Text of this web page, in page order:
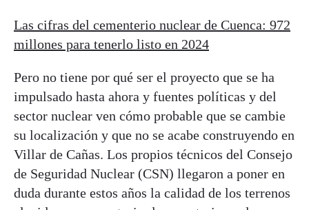
Las cifras del cementerio nuclear de Cuenca: 972
millones para tenerlo listo en 2024
Pero no tiene por qué ser el proyecto que se ha
impulsado hasta ahora y fuentes políticas y del
sector nuclear ven cómo probable que se cambie
su localización y que no se acabe construyendo en
Villar de Cañas. Los propios técnicos del Consejo
de Seguridad Nuclear (CSN) llegaron a poner en
duda durante estos años la calidad de los terrenos